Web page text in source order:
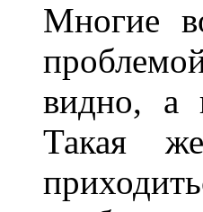
Многие
видно, а
Такая